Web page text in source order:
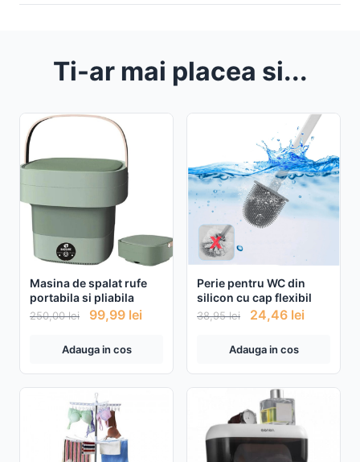
Ti-ar mai placea si...
Masina de spalat rufe
portabila si pliabila
250,00lei 99,99 lei
Adauga in cos
Perie pentru WC din
silicon cu cap flexibil
38,95lei 24,46 lei
Adauga in cos